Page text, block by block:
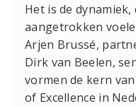
Het is de
aangetrokken
Arjen Brussé,
Dirk van Beelen,
vormen de kern
of Excellence in